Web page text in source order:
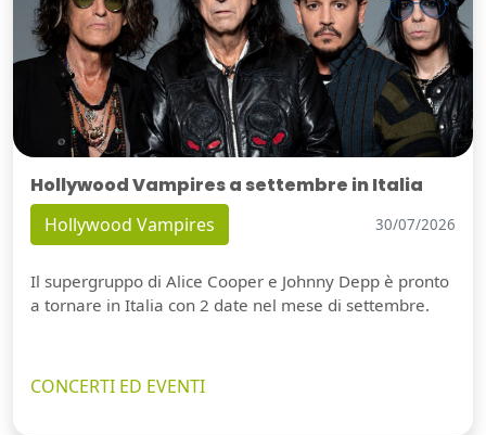
Hollywood Vampires a settembre in Italia
Hollywood Vampires 30/07/2026
Il supergruppo di Alice Cooper e Johnny Depp è pronto
a tornare in Italia con 2 date nel mese di settembre.
CONCERTI ED EVENTI